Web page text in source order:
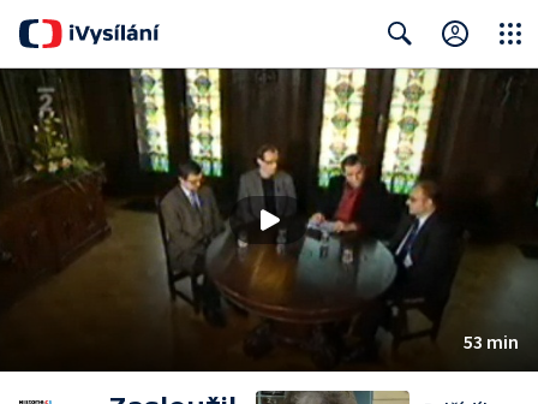
Search Close
53 min